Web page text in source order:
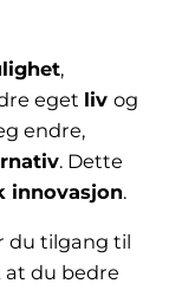
,
eget liv og
endre,
. Dette
innovasjon.
du tilgang til
at du bedre